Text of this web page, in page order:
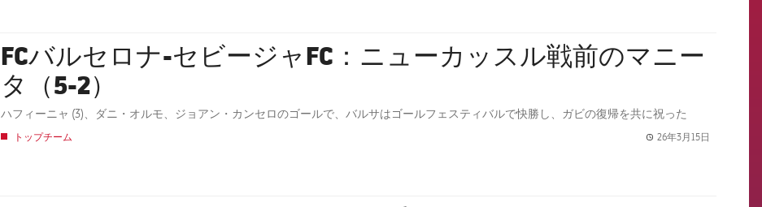
FCバルセロナ-セビージャFC：ニューカッスル戦前のマニー
タ（5-2）
ハフィーニャ (3)、ダニ・オルモ、ジョアン・カンセロのゴールで、バルサはゴールフェスティバルで快勝し、ガビの復帰を共に祝った
トップチーム 26年3月15日